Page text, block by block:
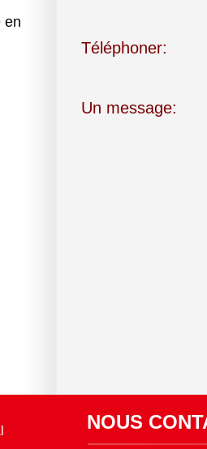
en
Téléphoner:
Un message:
NOUS